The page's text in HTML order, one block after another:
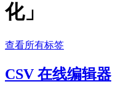
化」
查看所有标签
CSV 在线编辑器